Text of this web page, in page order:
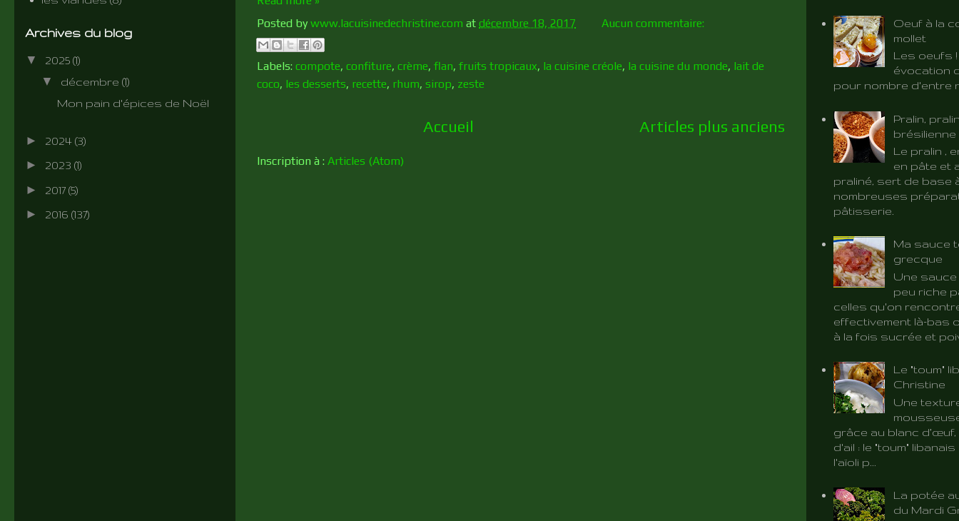
Posted by www.lacuisinedechristine.com at décembre 18, 2017 Aucun commentaire:
Labels: compote, confiture, crème, flan, fruits tropicaux, la cuisine créole, la cuisine du monde, lait de
coco, les desserts, recette, rhum, sirop, zeste
Articles plus anciens
Accueil
Inscription à : Articles (Atom)
Archives du blog
▼ 2025 (1)
▼ décembre (1)
Mon pain d'épices de Noël
► 2024 (3)
► 2023 (1)
► 2017 (5)
► 2016 (137)
Oeuf à la
mollet
Les oeufs
évocation
pour nombre d'entre
Pralin,
brésilienne
Le pralin ,
en pâte et
praliné, sert de base
nombreuses
pâtisserie.
Ma sauce
grecque
Une sauce
peu riche
celles qu'on
effectivement là-bas
à la fois sucrée et
Le "toum"
Christine
Une
grâce au blanc
d'ail : le "toum"
l'aïoli p...
La potée
du Mardi